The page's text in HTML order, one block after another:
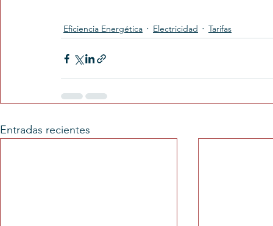
Eficiencia Energética Electricidad Tarifas
Entradas recientes